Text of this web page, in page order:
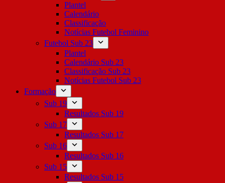
Plantel
Calendário
Classificação
Notícias Futebol Feminino
Futebol Sub 23
Plantel
Calendário Sub 23
Classificação Sub 23
Notícias Futebol Sub 23
Formação
Sub 19
Resultados Sub 19
Sub 17
Resultados Sub 17
Sub 16
Resultados Sub 16
Sub 15
Resultados Sub 15